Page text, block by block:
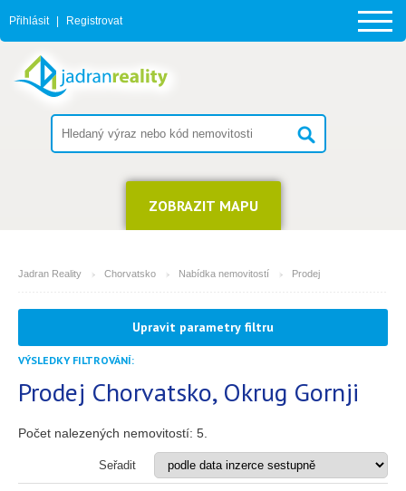
Přihlásit Registrovat
ZOBRAZIT MAPU
Jadran Reality Chorvatsko Nabídka nemovitostí Prodej
MĚSTO
(můžete vybrat více položek)
Apartmán
Dům
Dům s apartmány
Investiční projekt
Upravit parametry filtru
VÝSLEDKY FILTROVÁNÍ:
Prodej Chorvatsko, Okrug Gornji
Počet nalezených nemovitostí: 5
Seřadit